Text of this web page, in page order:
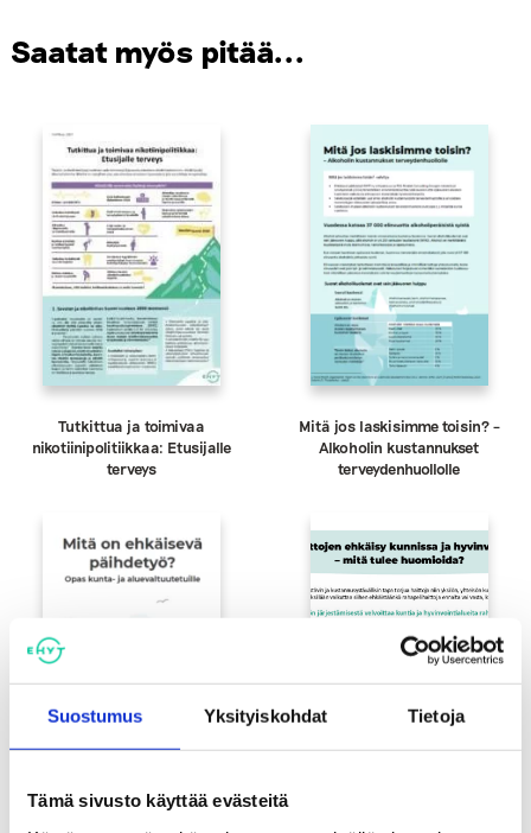
Suostumus Yksityiskohdat Tietoja
Tämä sivusto käyttää evästeitä
Saatat myös pitää...
Tutkittua ja toimivaa
nikotiinipolitiikkaa: Etusijalle
terveys
Mitä jos laskisimme toisin? –
Alkoholin kustannukset
terveydenhuollolle
Mitä on ehkäisevä päihdetyö? –